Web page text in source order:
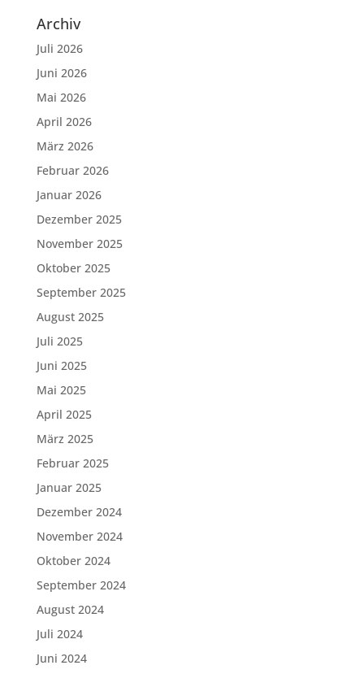
Archiv
Juli 2026
Juni 2026
Mai 2026
April 2026
März 2026
Februar 2026
Januar 2026
Dezember 2025
November 2025
Oktober 2025
September 2025
August 2025
Juli 2025
Juni 2025
Mai 2025
April 2025
März 2025
Februar 2025
Januar 2025
Dezember 2024
November 2024
Oktober 2024
September 2024
August 2024
Juli 2024
Juni 2024